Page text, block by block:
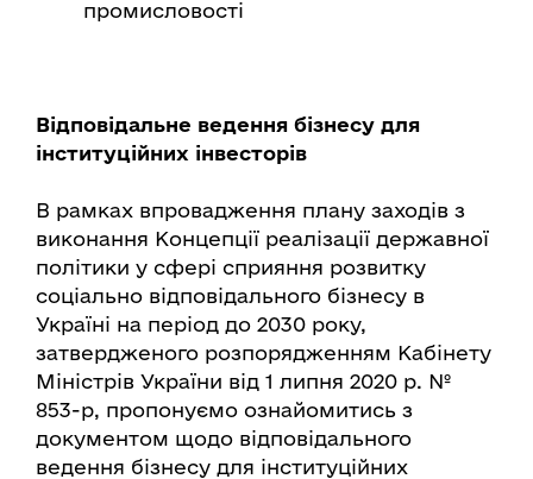
промисловості
Відповідальне ведення бізнесу для
інституційних інвесторів
В рамках впровадження плану заходів з
виконання Концепції реалізації державної
політики у сфері сприяння розвитку
соціально відповідального бізнесу в
Україні на період до 2030 року,
затвердженого розпорядженням Кабінету
Міністрів України від 1 липня 2020 р. №
853-р, пропонуємо ознайомитись з
документом щодо відповідального
ведення бізнесу для інституційних